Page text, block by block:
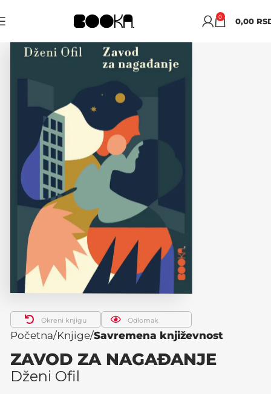
0 0,00
Okreni knjigu Odlomak
Početna Knjige Savremena književnost
ZAVOD ZA NAGAĐANJE
Dženi Ofil